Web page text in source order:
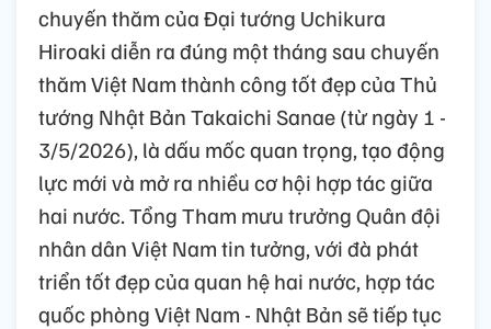
chuyến thăm của Đại tướng Uchikura
Hiroaki diễn ra đúng một tháng sau chuyến
thăm Việt Nam thành công tốt đẹp của Thủ
tướng Nhật Bản Takaichi Sanae (từ ngày 1 -
3/5/2026), là dấu mốc quan trọng, tạo động
lực mới và mở ra nhiều cơ hội hợp tác giữa
hai nước. Tổng Tham mưu trưởng Quân đội
nhân dân Việt Nam tin tưởng, với đà phát
triển tốt đẹp của quan hệ hai nước, hợp tác
quốc phòng Việt Nam - Nhật Bản sẽ tiếp tục